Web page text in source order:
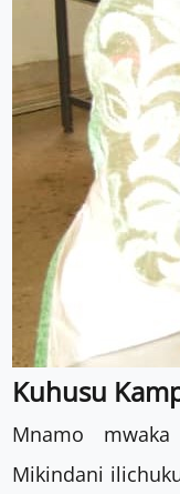
Kuhusu
Mnamo
Mikindani